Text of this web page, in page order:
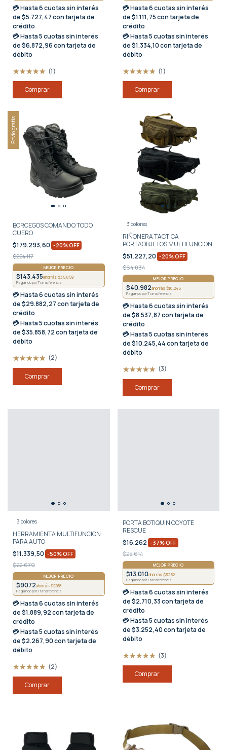
💳 Hasta6 cuotas sin interés
de $5.727,47 con tarjeta de
crédito
💳 Hasta5 cuotas sin interés
de $6.872,96 con tarjeta de
débito
(1)
Comprar
💳 Hasta6 cuotas sin interés
de $1.111,75 con tarjeta de
crédito
💳 Hasta5 cuotas sin interés
de $1.334,10 con tarjeta de
débito
(1)
Comprar
Envío gratis
BORCEGOS COMANDO TODO
CUERO
$179.293,60 -20%OFF
$224.117
MEJOR PRECIO
$143.435ahorrás $35.859
Pagando por Transferencia
💳 Hasta6 cuotas sin interés
de $29.882,27 con tarjeta de
crédito
💳 Hasta5 cuotas sin interés
de $35.858,72 con tarjeta de
débito
(2)
Comprar
3 colores
RIÑONERA TACTICA
PORTAOBJETOS MULTIFUNCION
$51.227,20 -20%OFF
$64.034
MEJOR PRECIO
$40.982ahorrás $10.245
Pagando por Transferencia
💳 Hasta6 cuotas sin interés
de $8.537,87 con tarjeta de
crédito
💳 Hasta5 cuotas sin interés
de $10.245,44 con tarjeta de
débito
(3)
Comprar
3 colores
HERRAMIENTA MULTIFUNCION
PARA AUTO
$11.339,50 -50%OFF
$22.679
MEJOR PRECIO
$9072ahorrás $2268
Pagando por Transferencia
💳 Hasta6 cuotas sin interés
de $1.889,92 con tarjeta de
crédito
💳 Hasta5 cuotas sin interés
de $2.267,90 con tarjeta de
débito
(2)
Comprar
PORTA BOTIQUIN COYOTE
RESCUE
$16.262 -37%OFF
$25.614
MEJOR PRECIO
$13.010ahorrás $3252
Pagando por Transferencia
💳 Hasta6 cuotas sin interés
de $2.710,33 con tarjeta de
crédito
💳 Hasta5 cuotas sin interés
de $3.252,40 con tarjeta de
débito
(3)